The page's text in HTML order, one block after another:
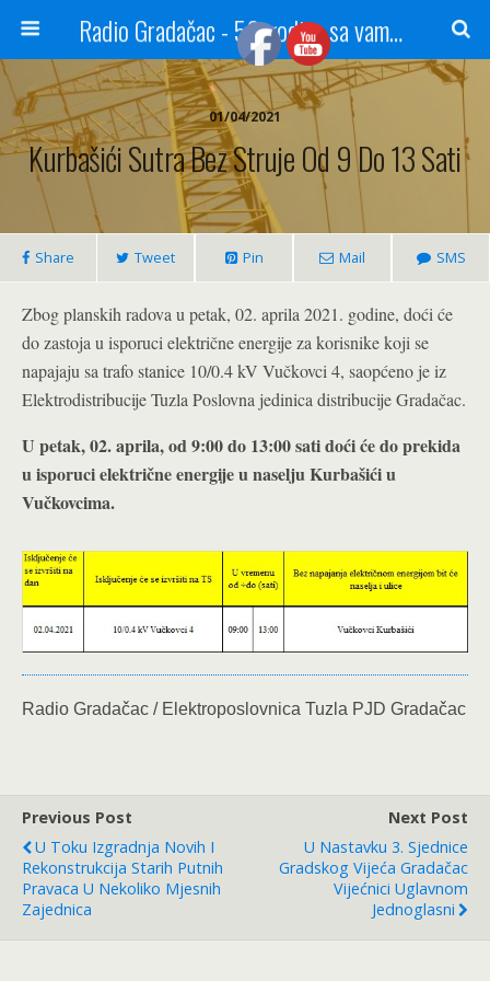
Radio Gradačac - 56 godina sa vama...
01/04/2021
Kurbašići Sutra Bez Struje Od 9 Do 13 Sati
Share Tweet Pin Mail SMS
Zbog planskih radova u petak, 02. aprila 2021. godine, doći će
do zastoja u isporuci električne energije za korisnike koji se
napajaju sa trafo stanice 10/0.4 kV Vučkovci 4, saopćeno je iz
Elektrodistribucije Tuzla Poslovna jedinica distribucije Gradačac.
U petak, 02. aprila,od 9:00 do 13:00 sati doći će do prekida
u isporuci električne energije u naselju Kurbašići u
Vučkovcima.
Radio Gradačac / Elektroposlovnica Tuzla PJD Gradačac
Previous Post
U Toku Izgradnja Novih I
Rekonstrukcija Starih Putnih
Pravaca U Nekoliko Mjesnih
Zajednica
Next Post
U Nastavku 3. Sjednice
Gradskog Vijeća Gradačac
Vijećnici Uglavnom
Jednoglasni